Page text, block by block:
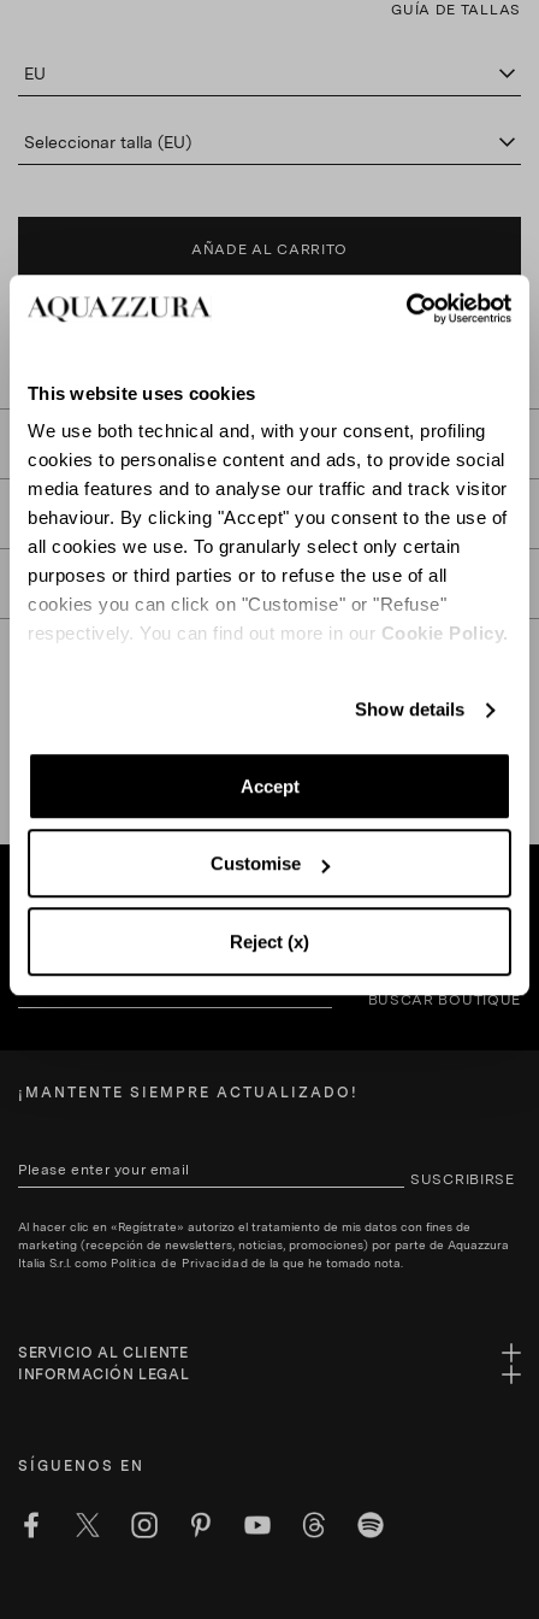
This website uses cookies
We use both technical and, with your consent, profiling
cookies to personalise content and ads, to provide social
media features and to analyse our traffic and track visitor
behaviour. By clicking "Accept" you consent to the use of
all cookies we use. To granularly select only certain
purposes or third parties or to refuse the use of all
cookies you can click on "Customise" or "Refuse"
respectively. You can find out more in our Cookie Policy.
Show details
Accept
Customise
Reject (x)
GUÍA DE TALLAS
EU
Seleccionar talla (EU)
AÑADE AL CARRITO
DESCRIPCIÓN
DETALLES
CUIDADOS
Busca una boutique cerca de usted
BUSCAR BOUTIQUE
¡MANTENTE SIEMPRE ACTUALIZADO!
SUSCRIBIRSE
Al hacer clic en «Regístrate» autorizo el tratamiento de mis datos con fines de
marketing (recepción de newsletters, noticias, promociones) por parte de Aquazzura
Italia S.r.l. como Politica de Privacidad de la que he tomado nota.
SERVICIO AL CLIENTE
INFORMACIÓN LEGAL
SÍGUENOS EN